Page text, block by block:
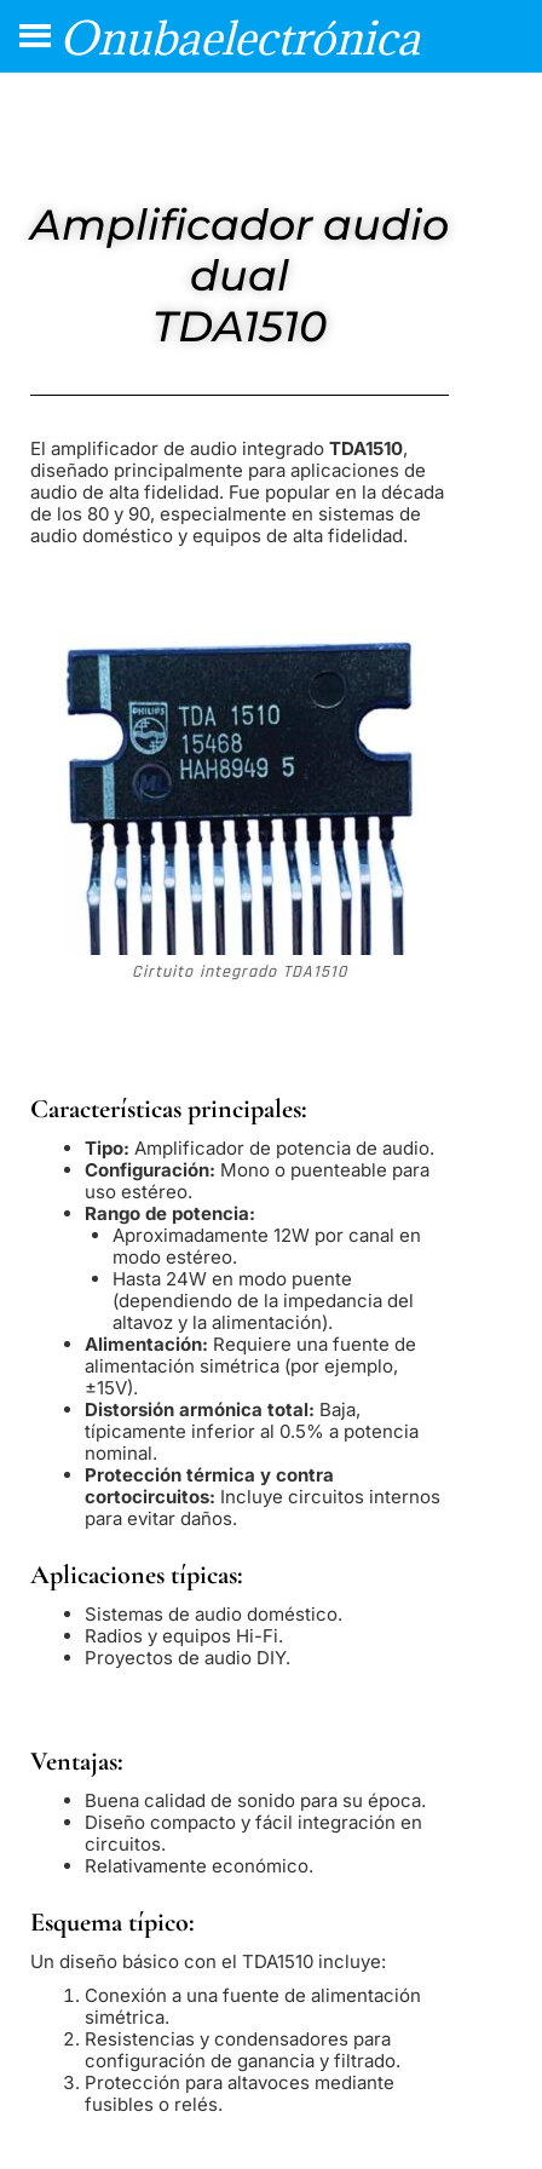
Onubaelectrónica
Amplificador audio
dual
TDA1510
El amplificador de audio integrado TDA1510,
diseñado principalmente para aplicaciones de
audio de alta fidelidad. Fue popular en la década
de los 80 y 90, especialmente en sistemas de
audio doméstico y equipos de alta fidelidad.
Cirtuito integrado TDA1510
Características principales:
Tipo: Amplificador de potencia de audio.
Configuración: Mono o puenteable para
uso estéreo.
Rango de potencia:
Aproximadamente 12W por canal en
modo estéreo.
Hasta 24W en modo puente
(dependiendo de la impedancia del
altavoz y la alimentación).
Alimentación: Requiere una fuente de
alimentación simétrica (por ejemplo,
±15V).
Distorsión armónica total: Baja,
típicamente inferior al 0.5% a potencia
nominal.
Protección térmica y contra
cortocircuitos: Incluye circuitos internos
para evitar daños.
Aplicaciones típicas:
Sistemas de audio doméstico.
Radios y equipos Hi-Fi.
Proyectos de audio DIY.
Ventajas:
Buena calidad de sonido para su época.
Diseño compacto y fácil integración en
circuitos.
Relativamente económico.
Esquema típico:
Un diseño básico con el TDA1510 incluye:
Conexión a una fuente de alimentación
simétrica.
Resistencias y condensadores para
configuración de ganancia y filtrado.
Protección para altavoces mediante
fusibles o relés.